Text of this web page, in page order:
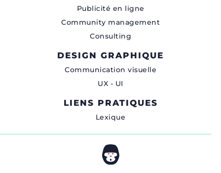
Publicité en ligne
Community management
Consulting
DESIGN GRAPHIQUE
Communication visuelle
UX - UI
LIENS PRATIQUES
Lexique